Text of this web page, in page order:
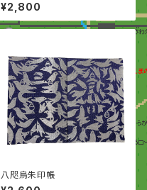
¥2,800
八咫烏朱印帳